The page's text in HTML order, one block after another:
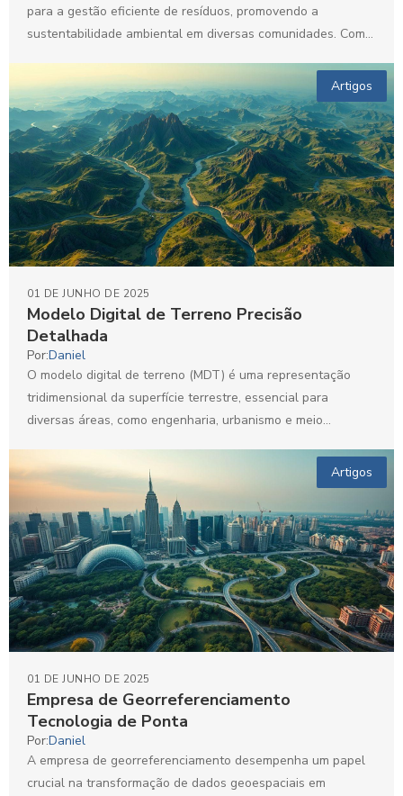
para a gestão eficiente de resíduos, promovendo a
sustentabilidade ambiental em diversas comunidades. Com o
Artigos
Modelo Digital de Terreno Precisão
Detalhada
01 DE JUNHO DE 2025
Por:Daniel
O modelo digital de terreno (MDT) é uma representação
tridimensional da superfície terrestre, essencial para
diversas áreas, como engenharia, urbanismo e meio
Artigos
Empresa de Georreferenciamento
Tecnologia de Ponta
01 DE JUNHO DE 2025
Por:Daniel
A empresa de georreferenciamento desempenha um papel
crucial na transformação de dados geoespaciais em